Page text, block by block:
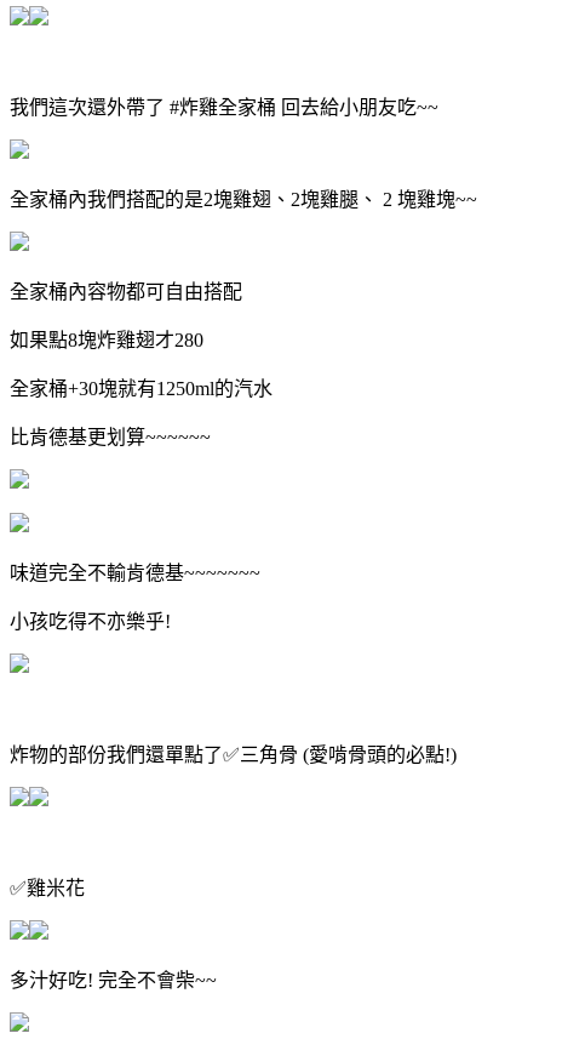
我們這次還外帶了 #炸雞全家桶 回去給小朋友吃~~
全家桶內我們搭配的是2塊雞翅、2塊雞腿、 2 塊雞塊~~
全家桶內容物都可自由搭配
如果點8塊炸雞翅才280
全家桶+30塊就有1250ml的汽水
比肯德基更划算~~~~~~
味道完全不輸肯德基~~~~~~~
小孩吃得不亦樂乎!
炸物的部份我們還單點了✅️三角骨 (愛啃骨頭的必點!)
✅️雞米花
多汁好吃! 完全不會柴~~